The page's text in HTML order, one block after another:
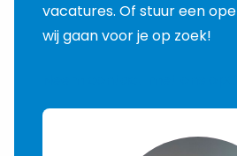
vacatures. Of stuur een
wij gaan voor je op zoek!